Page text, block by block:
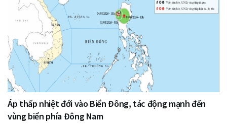
Áp thấp nhiệt đới vào Biển Đông, tác động mạnh đến
vùng biển phía Đông Nam